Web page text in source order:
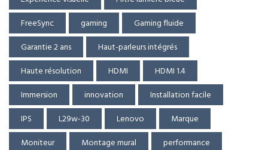
FreeSync
gaming
Gaming fluide
Garantie 2 ans
Haut-parleurs intégrés
Haute résolution
HDMI
HDMI 1.4
Immersion
innovation
Installation facile
IPS
L29w-30 Lenovo
Marque
Moniteur
Montage mural
performance